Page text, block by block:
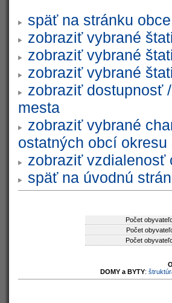
späť na stránku obce
zobraziť vybrané
zobraziť vybrané
zobraziť vybrané
zobraziť dostupnosť
mesta
zobraziť vybrané
ostatných obcí okresu
zobraziť vzdialenosť
späť na úvodnú
Počet
Počet
Počet
DOMY a BYTY: